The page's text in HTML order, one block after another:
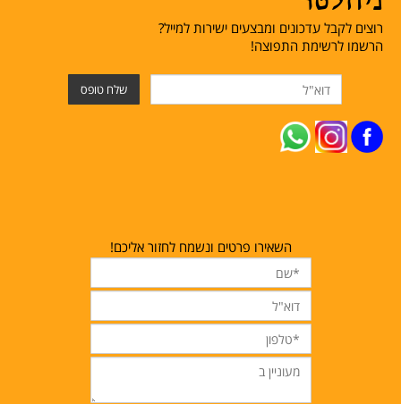
רוצים לקבל עדכונים ומבצעים ישירות למייל?
הרשמו לרשימת התפוצה!
השאירו פרטים ונשמח לחזור אליכם!